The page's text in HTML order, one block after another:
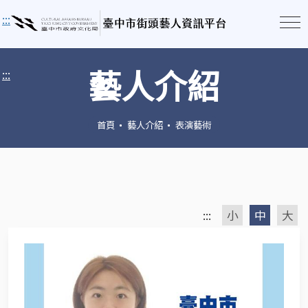
:::
::: 藝人介紹
首頁 藝人介紹 表演藝術
::: 小 中 大